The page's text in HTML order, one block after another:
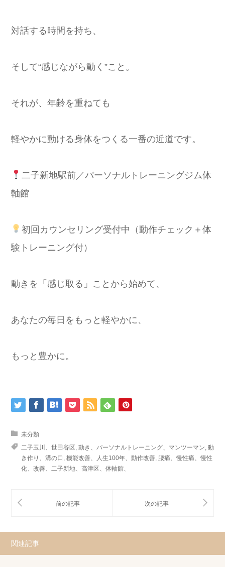
対話する時間を持ち、
そして“感じながら動く”こと。
それが、年齢を重ねても
軽やかに動ける身体をつくる一番の近道です。
二子新地駅前／パーソナルトレーニングジム体
軸館
初回カウンセリング受付中（動作チェック＋体
験トレーニング付）
動きを「感じ取る」ことから始めて、
あなたの毎日をもっと軽やかに、
もっと豊かに。
未分類
二子玉川、世田谷区 動き、パーソナルトレーニング、マンツーマン 動
き作り、溝の口 機能改善、人生100年、動作改善 腰痛、慢性痛、慢性
化、改善、二子新地、高津区、体軸館、
関連記事